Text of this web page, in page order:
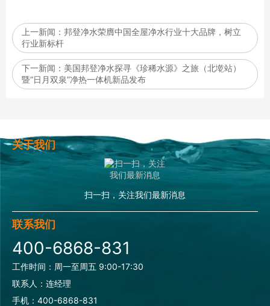
上一新闻： 邦登净水荣膺中国全屋净水行业十大品牌，树立
行业新标杆
下一新闻： 美国邦登净水探寻《珍稀水源》之旅（北墘站）
暨“日月双泉”净热一体机新品发布
关于我们
扫一扫，关注我们最新消息
联系我们
400-6868-831
工作时间：周一至周五 9:00-17:30
联系人：连经理
手机：400-6868-831